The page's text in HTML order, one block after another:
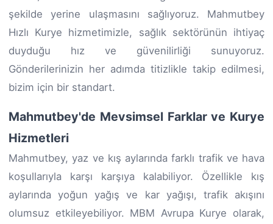
şekilde yerine ulaşmasını sağlıyoruz. Mahmutbey
Hızlı Kurye hizmetimizle, sağlık sektörünün ihtiyaç
duyduğu hız ve güvenilirliği sunuyoruz.
Gönderilerinizin her adımda titizlikle takip edilmesi,
bizim için bir standart.
Mahmutbey'de Mevsimsel Farklar ve Kurye
Hizmetleri
Mahmutbey, yaz ve kış aylarında farklı trafik ve hava
koşullarıyla karşı karşıya kalabiliyor. Özellikle kış
aylarında yoğun yağış ve kar yağışı, trafik akışını
olumsuz etkileyebiliyor. MBM Avrupa Kurye olarak,